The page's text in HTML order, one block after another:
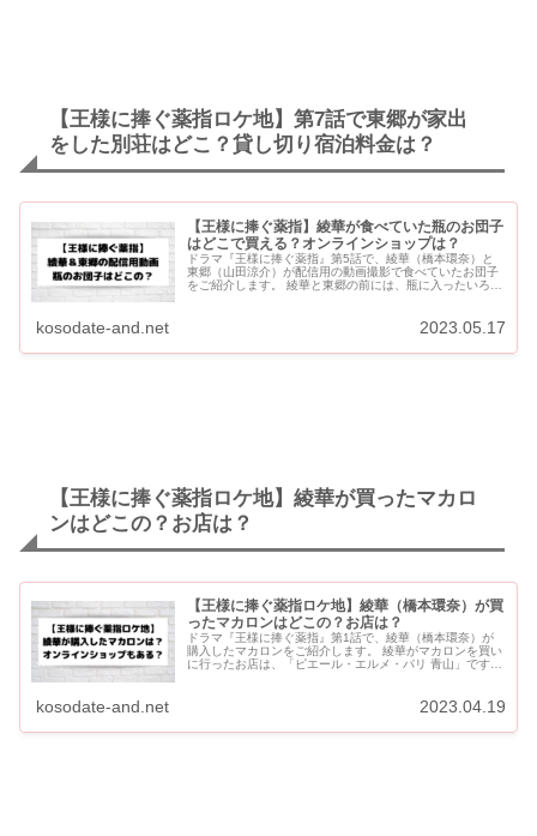
【王様に捧ぐ薬指ロケ地】第7話で東郷が家出
をした別荘はどこ？貸し切り宿泊料金は？
【王様に捧ぐ薬指】綾華が食べていた瓶のお団子
はどこで買える？オンラインショップは？
ドラマ『王様に捧ぐ薬指』第5話で、綾華（橋本環奈）と
東郷（山田涼介）が配信用の動画撮影で食べていたお団子
をご紹介します。 綾華と東郷の前には、瓶に入ったいろい
kosodate-and.net 2023.05.17
【王様に捧ぐ薬指ロケ地】綾華が買ったマカロ
ンはどこの？お店は？
【王様に捧ぐ薬指ロケ地】綾華（橋本環奈）が買
ったマカロンはどこの？お店は？
ドラマ『王様に捧ぐ薬指』第1話で、綾華（橋本環奈）が
購入したマカロンをご紹介します。 綾華がマカロンを買い
に行ったお店は、「ピエール・エルメ・パリ 青山」です。
kosodate-and.net 2023.04.19